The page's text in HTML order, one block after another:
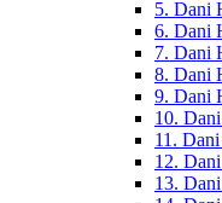
5. Dani
6. Dani
7. Dani
8. Dani
9. Dani
10.
11.
12.
13.